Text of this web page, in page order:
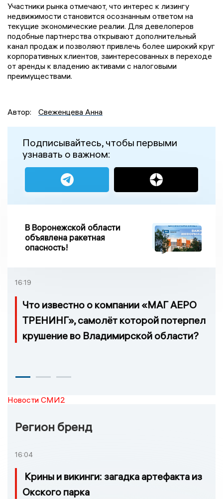
Участники рынка отмечают, что интерес к лизингу
недвижимости становится осознанным ответом на
текущие экономические реалии. Для девелоперов
подобные партнерства открывают дополнительный
канал продаж и позволяют привлечь более широкий круг
корпоративных клиентов, заинтересованных в переходе
от аренды к владению активами с налоговыми
преимуществами.
Автор: Свеженцева Анна
Подписывайтесь, чтобы первыми
узнавать о важном:
В Воронежской области
объявлена ракетная
опасность!
16:19
Что известно о компании «МАГ АЕРО
ТРЕНИНГ», самолёт которой потерпел
крушение во Владимирской области?
Новости СМИ2
Регион бренд
16:04
Крины и викинги: загадка артефакта из
Окского парка